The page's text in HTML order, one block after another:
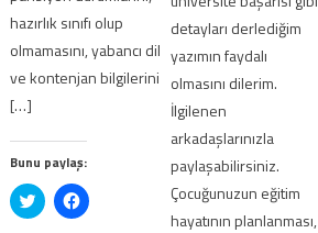
hazırlık sınıfı olup
olmamasını, yabancı dil
ve kontenjan bilgilerini
[…]
Bunu paylaş:
Twitter
üzerinde
Facebook'ta
paylaşmak
detayları derlediğim
yazımın faydalı
olmasını dilerim.
İlgilenen
arkadaşlarınızla
paylaşabilirsiniz.
Çocuğunuzun eğitim
hayatının planlanması,